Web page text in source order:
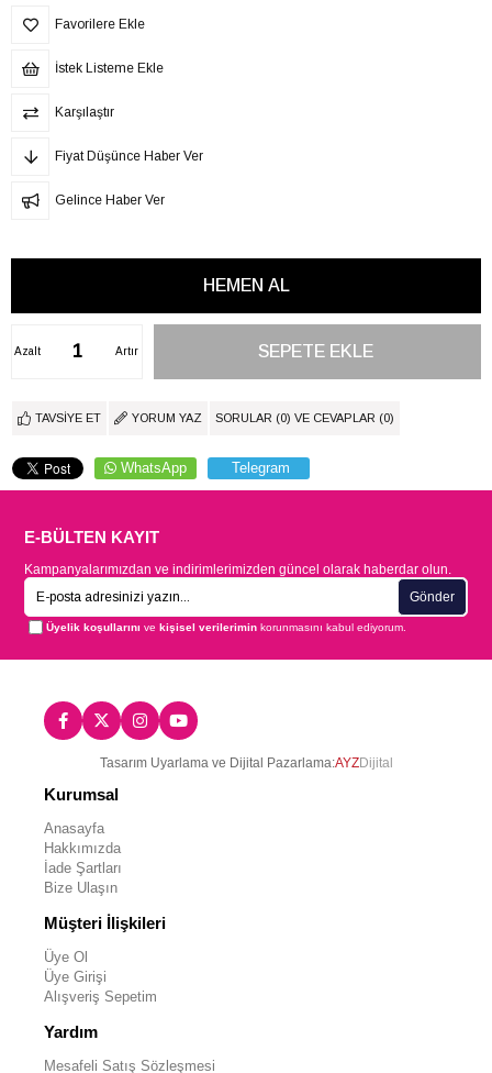
Favorilere Ekle
İstek Listeme Ekle
Karşılaştır
Fiyat Düşünce Haber Ver
Gelince Haber Ver
Artır
Azalt
TAVSIYE ET YORUM YAZ SORULAR (0) VE CEVAPLAR (0)
WhatsApp Telegram
E-BÜLTEN KAYIT
Kampanyalarımızdan ve indirimlerimizden güncel olarak haberdar olun.
Gönder
Üyelik koşullarını vekişisel verilerimin korunmasını kabul ediyorum.
Tasarım Uyarlama ve Dijital Pazarlama:AYZDijital
Kurumsal
Anasayfa
Hakkımızda
İade Şartları
Bize Ulaşın
Müşteri İlişkileri
Üye Ol
Üye Girişi
Alışveriş Sepetim
Yardım
Mesafeli Satış Sözleşmesi